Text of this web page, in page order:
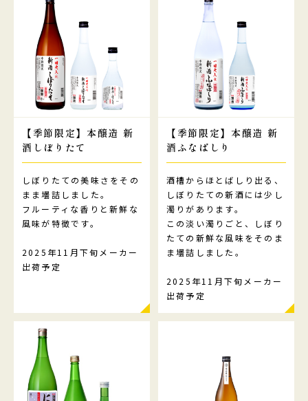
【季節限定】本醸造 新
酒しぼりたて
しぼりたての美味さをその
まま壜詰しました。
フルーティな香りと新鮮な
風味が特徴です。
2025年11月下旬メーカー
出荷予定
【季節限定】本醸造 新
酒ふなばしり
酒槽からほとばしり出る、
しぼりたての新酒には少し
濁りがあります。
この淡い濁りごと、しぼり
たての新鮮な風味をそのま
ま壜詰しました。
2025年11月下旬メーカー
出荷予定